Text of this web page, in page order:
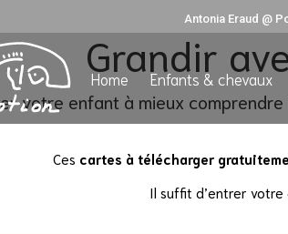
Antonia Eraud @
Home Enfants & chevaux
Grandir
votre enfant à mieux
Ces cartes à télécharger
Il suffit d’entrer
Home Enfants & chevaux